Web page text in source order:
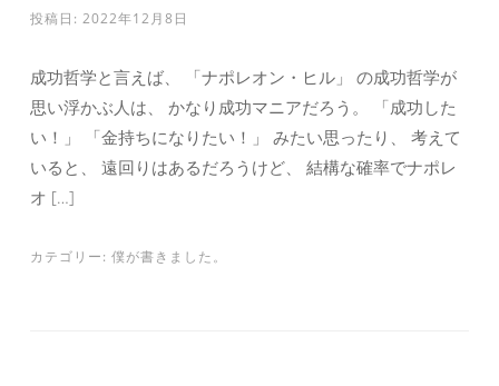
投稿日: 2022年12月8日
成功哲学と言えば、 「ナポレオン・ヒル」 の成功哲学が
思い浮かぶ人は、 かなり成功マニアだろう。 「成功した
い！」 「金持ちになりたい！」 みたい思ったり、 考えて
いると、 遠回りはあるだろうけど、 結構な確率でナポレ
オ […]
カテゴリー: 僕が書きました。